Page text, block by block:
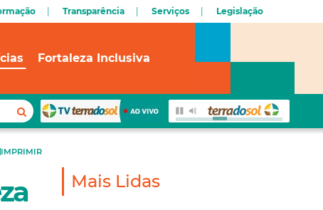
Transparência Serviços Legislação
Fortaleza Inclusiva
IMPRIMIR
Mais Lidas